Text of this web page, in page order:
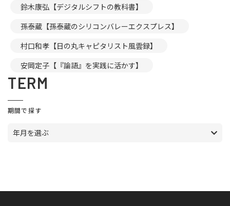
鈴木康弘【デジタルシフトの教科書】
孫泰蔵【孫泰蔵のシリコンバレーエクスプレス】
村口和孝【日の丸キャピタリスト風雲録】
安岡定子【『論語』を実践に活かす】
TERM
期間で探す
年月を選ぶ